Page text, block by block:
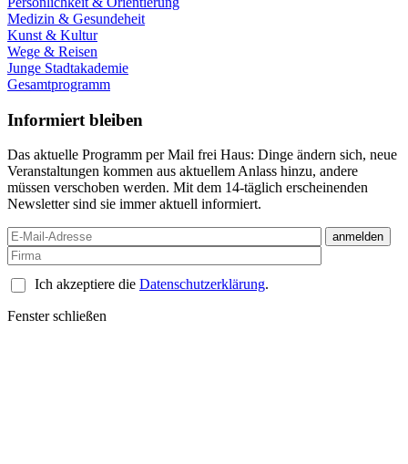
Medizin & Gesundeheit
Kunst & Kultur
Wege & Reisen
Junge Stadtakademie
Gesamtprogramm
Informiert bleiben
Das aktuelle Programm per Mail frei Haus: Dinge ändern sich, neue
Veranstaltungen kommen aus aktuellem Anlass hinzu, andere
müssen verschoben werden. Mit dem 14-täglich erscheinenden
Newsletter sind sie immer aktuell informiert.
Ich akzeptiere die Datenschutzerklärung.
Fenster schließen